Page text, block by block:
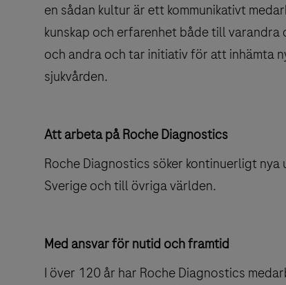
en sådan kultur är ett kommunikativt
kunskap och erfarenhet både till
och andra och tar initiativ för att inhämta
sjukvården.
Att arbeta på Roche Diagnostics
Roche Diagnostics söker kontinuerligt
Sverige och till övriga världen.
Med ansvar för nutid och framtid
I över 120 år har Roche Diagnostics